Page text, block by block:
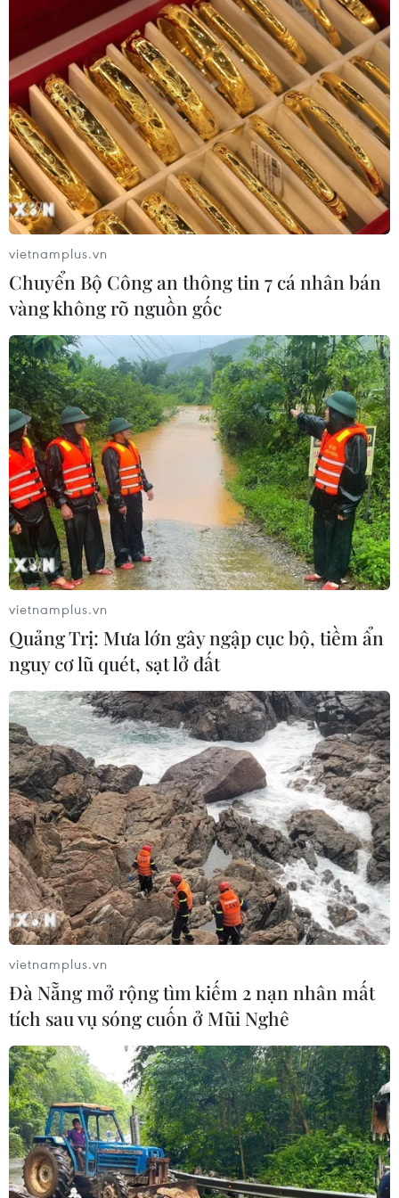
vietnamplus.vn
Chuyển Bộ Công an thông tin 7 cá nhân bán
vàng không rõ nguồn gốc
vietnamplus.vn
Quảng Trị: Mưa lớn gây ngập cục bộ, tiềm ẩn
nguy cơ lũ quét, sạt lở đất
vietnamplus.vn
Đà Nẵng mở rộng tìm kiếm 2 nạn nhân mất
tích sau vụ sóng cuốn ở Mũi Nghê